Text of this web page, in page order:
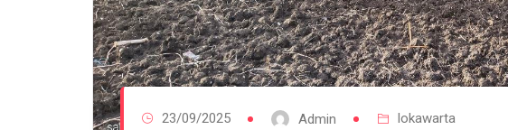
23/09/2025 Admin lokawarta